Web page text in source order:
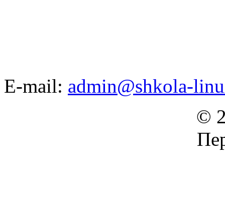
E-mail: admin@shkola-
©